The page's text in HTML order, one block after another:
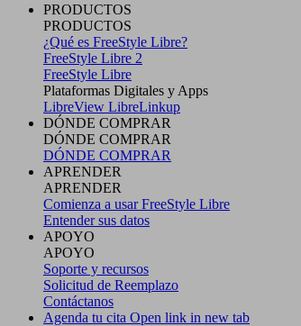
PRODUCTOS
PRODUCTOS
¿Qué es FreeStyle Libre?
FreeStyle Libre 2
FreeStyle Libre
Plataformas Digitales y Apps
LibreView LibreLinkup
DÓNDE COMPRAR
DÓNDE COMPRAR
DÓNDE COMPRAR
APRENDER
APRENDER
Comienza a usar FreeStyle Libre
Entender sus datos
APOYO
APOYO
Soporte y recursos
Solicitud de Reemplazo
Contáctanos
Agenda tu cita Open link in new tab